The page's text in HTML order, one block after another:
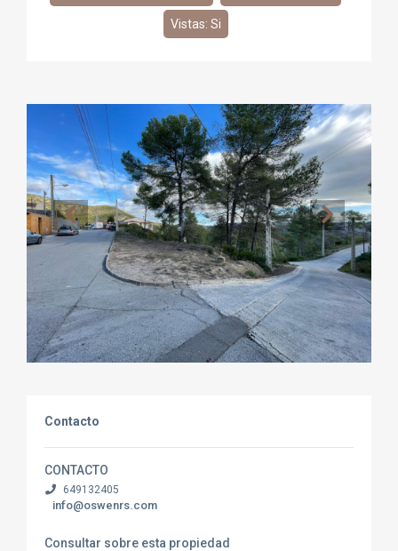
Vistas: Si
Contacto
CONTACTO
649132405
info@oswenrs.com
Consultar sobre esta propiedad